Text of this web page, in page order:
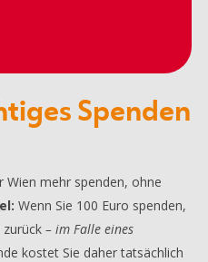
Spenden
Wien mehr spenden, ohne
Wenn Sie 100 Euro spenden,
– im Falle eines
kostet Sie daher tatsächlich